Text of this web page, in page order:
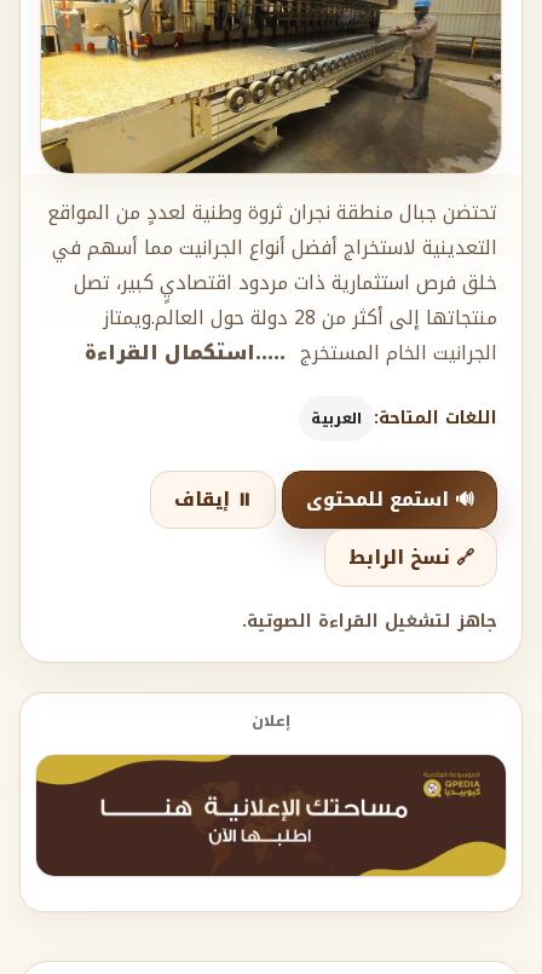
تحتضن جبال منطقة نجران ثروة وطنية لعددٍ من المواقع
التعدينية لاستخراج أفضل أنواع الجرانيت مما أسهم في
خلق فرص استثمارية ذات مردود اقتصاديٍ كبير، تصل
منتجاتها إلى أكثر من 28 دولة حول العالم.ويمتاز
الجرانيت الخام المستخرج .....استكمال القراءة
اللغات المتاحة: العربية
🔊 استمع للمحتوى
⏸️ إيقاف
🔗 نسخ الرابط
جاهز لتشغيل القراءة الصوتية.
إعلان